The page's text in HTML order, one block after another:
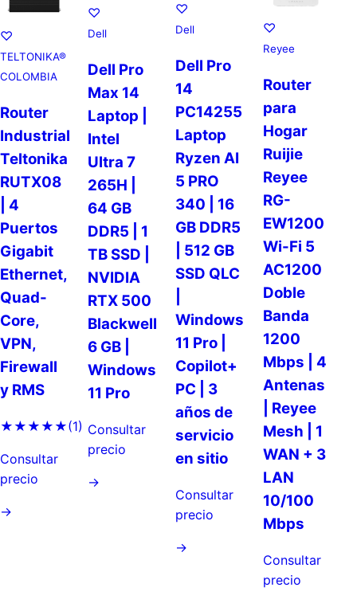
♡
TELTONIKA®
COLOMBIA
Router
Industrial
Teltonika
RUTX08
| 4
Puertos
Gigabit
Ethernet,
Quad-
Core,
VPN,
Firewall
y RMS
★★★★★(1)
Consultar
precio
→
♡
Dell
Dell Pro
Max 14
Laptop |
Intel
Ultra 7
265H |
64 GB
DDR5 | 1
TB SSD |
NVIDIA
RTX 500
Blackwell
6 GB |
Windows
11 Pro
Consultar
precio
→
♡
Dell
Dell Pro
14
PC14255
Laptop
Ryzen AI
5 PRO
340 | 16
GB DDR5
| 512 GB
SSD QLC
Windows
11 Pro |
Copilot+
PC | 3
años de
servicio
en sitio
Consultar
precio
→
♡
Reyee
Router
para
Hogar
Ruijie
Reyee
RG-
EW1200
Wi-Fi 5
AC1200
Doble
Banda
1200
Mbps | 4
Antenas
| Reyee
Mesh | 1
WAN + 3
LAN
10/100
Mbps
Consultar
precio